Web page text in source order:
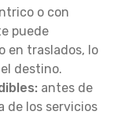
o con
puede
en traslados, lo
destino.
antes de
de los servicios